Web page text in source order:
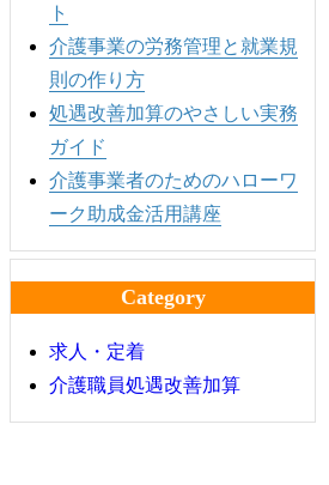
ト
介護事業の労務管理と就業規
則の作り方
処遇改善加算のやさしい実務
ガイド
介護事業者のためのハローワ
ーク助成金活用講座
Category
求人・定着
介護職員処遇改善加算